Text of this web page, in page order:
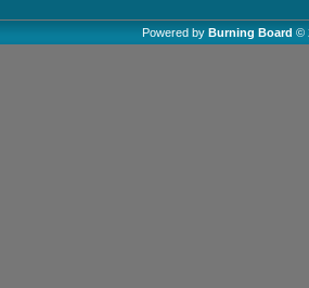
Powered by Burning Board ©